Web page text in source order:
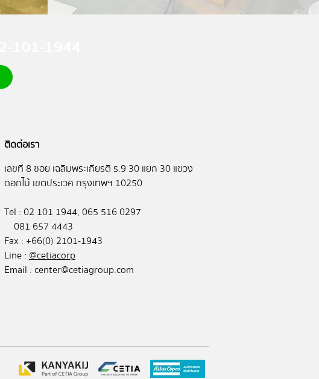
ติดต่อเรา
เลขที่ 8 ซอย เฉลิมพระเกียรติ ร.9 30 แยก 30 แขวง
ดอกไม้ เขตประเวศ กรุงเทพฯ 10250
Tel : 02 101 1944, 065 516 0297
081 657 4443
Fax : +66(0) 2101-1943
Line :@cetiacorp
Email :center@cetiagroup.com